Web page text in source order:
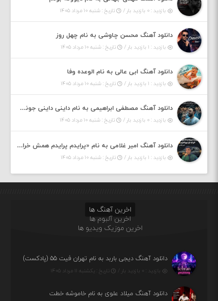
بازدید : ۰ بازدید بار / تاریخ : شنبه ۱۰ مرداد ۱۴۰۵
دانلود آهنگ محسن چاوشی به نام چهل روز
بازدید : ۱ بازدید بار / تاریخ : شنبه ۱۰ مرداد ۱۴۰۵
دانلود آهنگ ابی عالی به نام الوعده وفا
بازدید : ۱ بازدید بار / تاریخ : شنبه ۱۰ مرداد ۱۴۰۵
دانلود آهنگ مصطفی ابراهیمی به نام داینی داینی جونم قربون پنج تیر پرونم
بازدید : ۰ بازدید بار / تاریخ : شنبه ۱۰ مرداد ۱۴۰۵
دانلود آهنگ امیر غلامی به نام «پرایدم پرایدم همش خرابه یار نیو کنارم دیگه پولی نداروم (ریمیکس اینستاگرام)»
بازدید : ۱ بازدید بار / تاریخ : شنبه ۱۰ مرداد ۱۴۰۵
اخرین آهنگ ها
اخرین آلبوم ها
اخرین موزیک ویدیو ها
دانلود آهنگ دیجی باربد به نام تهران فیت ۵۵ (پادکست)
بازدید : ۰ بازدید بار / تاریخ : یکشنبه ۱۱ مرداد ۱۴۰۵
دانلود آهنگ میلاد علوی به نام خاموشه خطت